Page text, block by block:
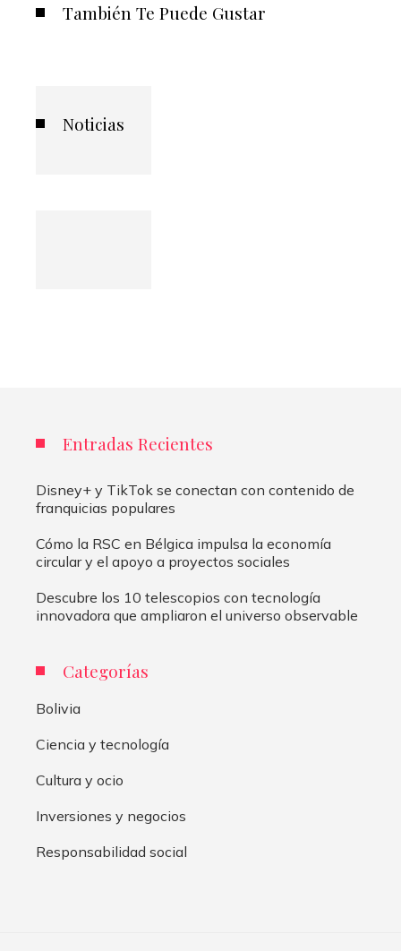
También Te Puede Gustar
Noticias
Entradas Recientes
Disney+ y TikTok se conectan con contenido de
franquicias populares
Cómo la RSC en Bélgica impulsa la economía
circular y el apoyo a proyectos sociales
Descubre los 10 telescopios con tecnología
innovadora que ampliaron el universo observable
Categorías
Bolivia
Ciencia y tecnología
Cultura y ocio
Inversiones y negocios
Responsabilidad social